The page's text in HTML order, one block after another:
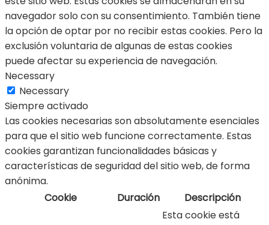
navegador solo con su consentimiento. También tiene
la opción de optar por no recibir estas cookies. Pero la
exclusión voluntaria de algunas de estas cookies
puede afectar su experiencia de navegación.
Necessary
Necessary
Siempre activado
Las cookies necesarias son absolutamente esenciales
para que el sitio web funcione correctamente. Estas
cookies garantizan funcionalidades básicas y
características de seguridad del sitio web, de forma
anónima.
Cookie
Duración
Descripción
Esta cookie está